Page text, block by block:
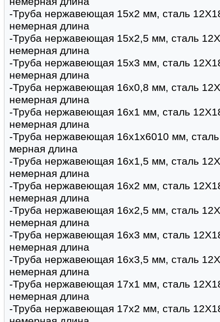
-Труба нержавеющая 15х2 мм, сталь
немерная длина
-Труба нержавеющая 15х2,5 мм, сталь
немерная длина
-Труба нержавеющая 15х3 мм, сталь
немерная длина
-Труба нержавеющая 16х0,8 мм, сталь
немерная длина
-Труба нержавеющая 16х1 мм, сталь
немерная длина
-Труба нержавеющая 16х1х6010 мм,
мерная длина
-Труба нержавеющая 16х1,5 мм, сталь
немерная длина
-Труба нержавеющая 16х2 мм, сталь
немерная длина
-Труба нержавеющая 16х2,5 мм, сталь
немерная длина
-Труба нержавеющая 16х3 мм, сталь
немерная длина
-Труба нержавеющая 16х3,5 мм, сталь
немерная длина
-Труба нержавеющая 17х1 мм, сталь
немерная длина
-Труба нержавеющая 17х2 мм, сталь